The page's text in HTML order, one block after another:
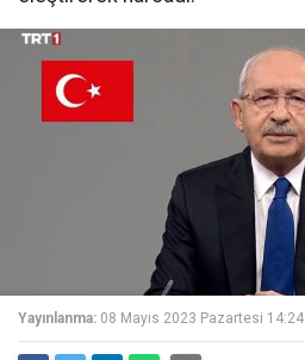
Yayınlanma: 08 Mayıs 2023 Pazartesi 14:24